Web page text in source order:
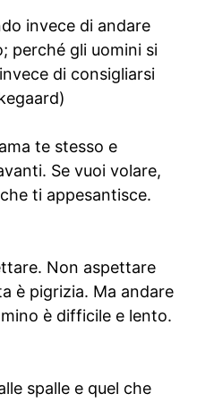
invece di andare
perché gli uomini si
di consigliarsi
te stesso e
Se vuoi volare,
ti appesantisce.
Non aspettare
è pigrizia. Ma andare
è difficile e lento.
spalle e quel che